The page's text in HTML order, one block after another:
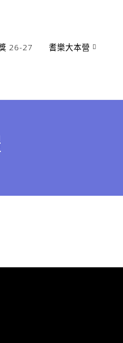
26-27 耆樂大本營